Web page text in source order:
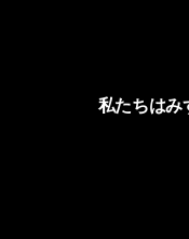
私たちはみ